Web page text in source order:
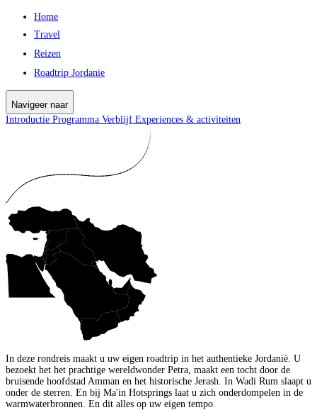
Home
Travel
Reizen
Roadtrip Jordanie
Navigeer naar
Introductie Programma Verblijf Experiences & activiteiten
In deze rondreis maakt u uw eigen roadtrip in het authentieke Jordanië. U
bezoekt het het prachtige wereldwonder Petra, maakt een tocht door de
bruisende hoofdstad Amman en het historische Jerash. In Wadi Rum slaapt u
onder de sterren. En bij Ma'in Hotsprings laat u zich onderdompelen in de
warmwaterbronnen. En dit alles op uw eigen tempo.